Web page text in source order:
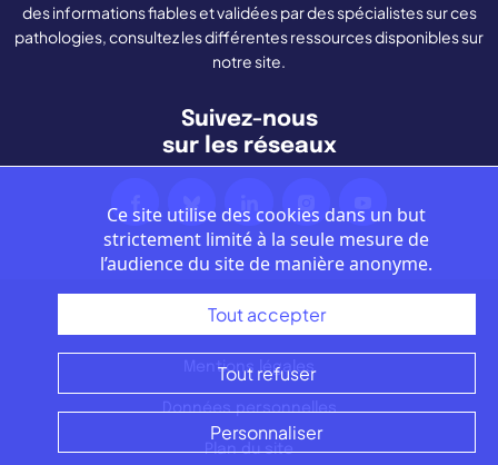
des informations fiables et validées par des spécialistes sur ces
pathologies, consultez les différentes ressources disponibles sur
notre site.
Suivez-nous
sur les réseaux
Nous contacter
Mentions légales
Données personnelles
Plan du site
Ce site utilise des cookies dans un but
strictement limité à la seule mesure de
l’audience du site de manière anonyme.
Tout accepter
Tout refuser
Personnaliser